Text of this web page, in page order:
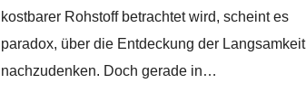
kostbarer Rohstoff betrachtet wird, scheint es
paradox, über die Entdeckung der Langsamkeit
nachzudenken. Doch gerade in…